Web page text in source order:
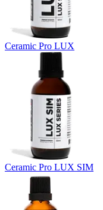
Ceramic Pro LUX
Ceramic Pro LUX SIM